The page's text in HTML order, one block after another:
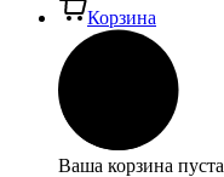
Корзина
Ваша корзина пуста